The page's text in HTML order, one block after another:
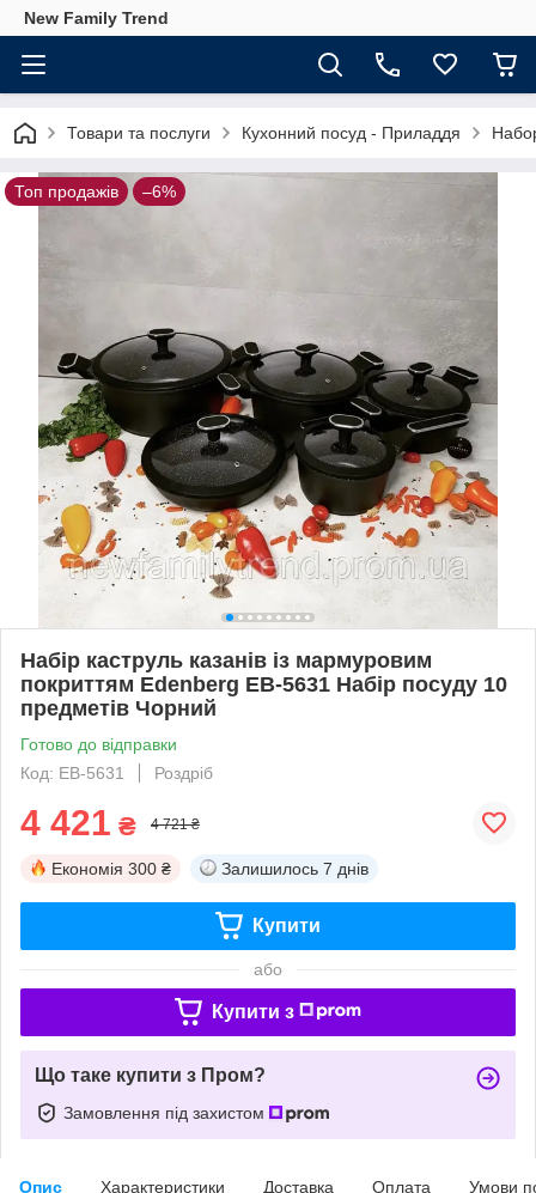
New Family Trend
Товари та послуги Кухонний посуд - Приладдя
Топ продажів –6%
Набір каструль казанів із мармуровим
покриттям Edenberg EB-5631 Набір посуду 10
предметів Чорний
Готово до відправки
Код: EB-5631
Роздріб
4 421 ₴ 4 721 ₴
Економія 300 ₴ Залишилось 7 днів
Купити
або
Купити з
Що таке купити з Пром?
Замовлення під захистом
Опис Характеристики Доставка Оплата Умови